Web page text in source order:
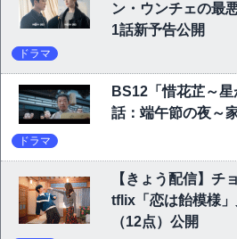
ン・ウンチェの最
1話新予告公開
ドラマ
BS12「惜花芷～
話：端午節の夜～
ドラマ
【きょう配信】チ
tflix「恋は飴模様
（12点）公開